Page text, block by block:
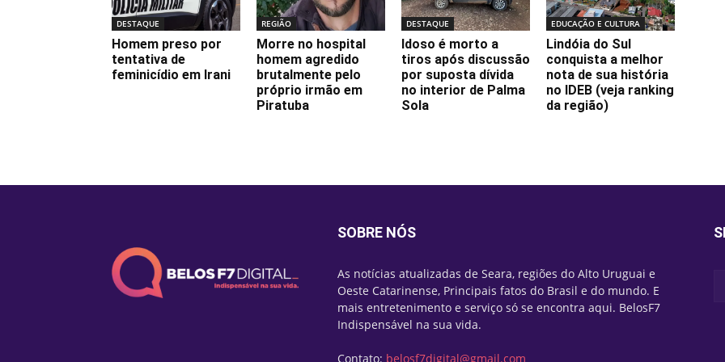
DESTAQUE
Homem preso por
tentativa de
feminicídio em Irani
REGIÃO
Morre no hospital
homem agredido
brutalmente pelo
próprio irmão em
Piratuba
DESTAQUE
Idoso é morto a
tiros após discussão
por suposta dívida
no interior de Palma
Sola
EDUCAÇÃO E CULTURA
Lindóia do Sul
conquista a melhor
nota de sua história
no IDEB (veja ranking
da região)
SOBRE NÓS
As notícias atualizadas de Seara, regiões do Alto Uruguai e
Oeste Catarinense, Principais fatos do Brasil e do mundo. E
mais entretenimento e serviço só se encontra aqui. BelosF7
Indispensável na sua vida.
Contato: belosf7digital@gmail.com